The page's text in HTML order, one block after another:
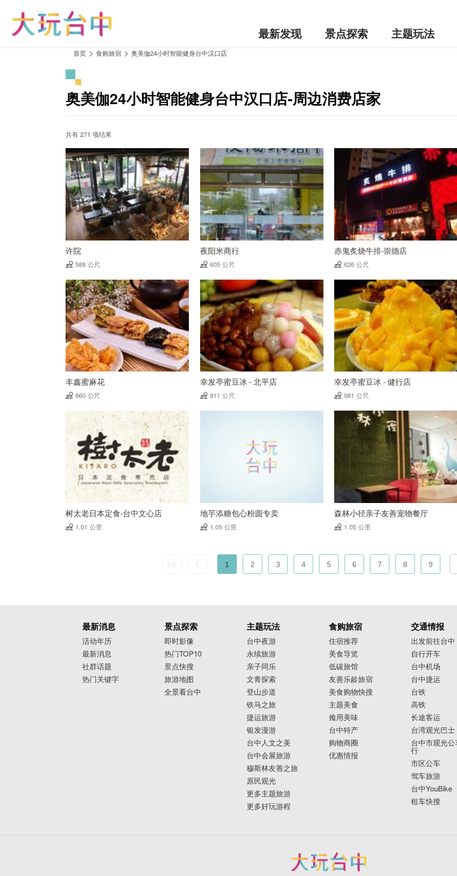
最新发现 景点探索 主题玩法
首页 食购旅宿 奥美伽24小时智能健身台中汉口店
奥美伽24小时智能健身台中汉口店-周边消费店家
共有 271 项结果
许院
588 公尺
夜阳米商行
605 公尺
赤鬼炙烧牛排-崇德店
626 公尺
丰鑫蜜麻花
860 公尺
幸发亭蜜豆冰 - 北平店
911 公尺
幸发亭蜜豆冰 - 健行店
981 公尺
树太老日本定食-台中文心店
1.01 公里
地芋添糖包心粉圆专卖
1.05 公里
森林小径亲子友善宠物餐厅
1.05 公里
1 2 3 4 5 6 7 8 9
最新消息
活动年历
最新消息
社群话题
热门关键字
景点探索
即时影像
热门TOP10
景点快搜
旅游地图
全景看台中
主题玩法
台中夜游
永续旅游
亲子同乐
文青探索
登山步道
铁马之旅
捷运旅游
银发漫游
台中人文之美
台中会展旅游
穆斯林友善之旅
原民观光
更多主题旅游
更多好玩游程
食购旅宿
住宿推荐
美食导览
低碳旅馆
友善乐龄旅宿
美食购物快搜
主题美食
飨用美味
台中特产
购物商圈
优惠情报
交通情报
出发前往台中
自行开车
台中机场
台中捷运
台铁
高铁
长途客运
台湾观光巴士
台中市观光
行
市区公车
驾车旅游
台中YouBike
租车快搜